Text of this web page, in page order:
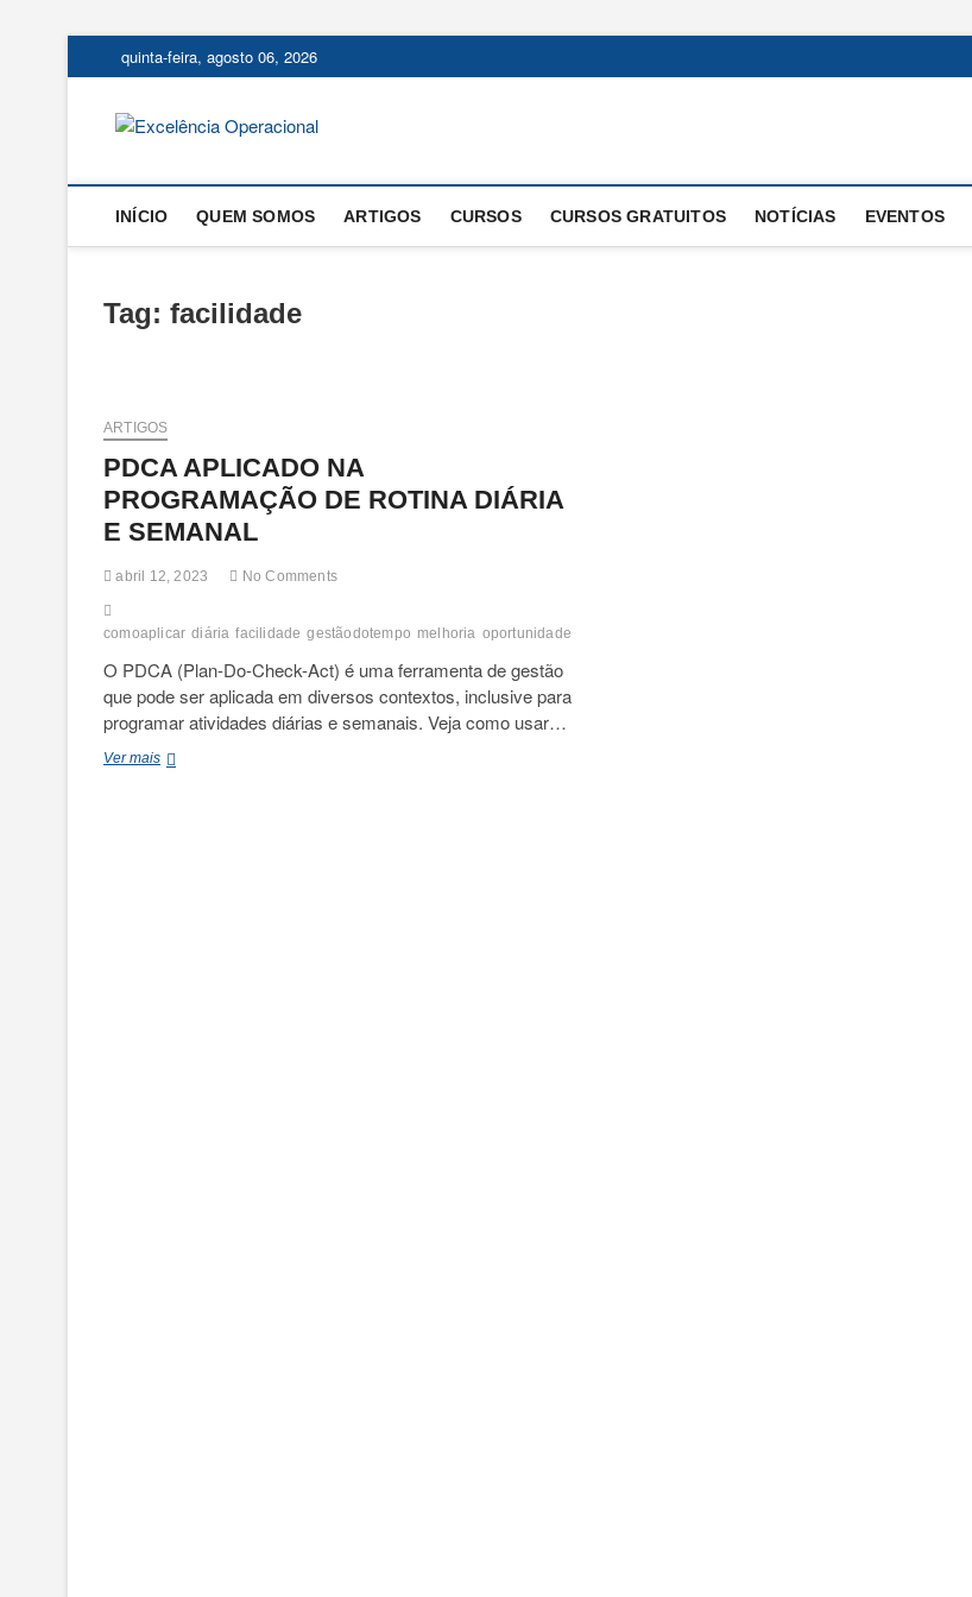
to
quinta-feira, agosto 06, 2026
INÍCIO QUEM SOMOS ARTIGOS CURSOS CURSOS GRATUITOS NOTÍCIAS EVENTOS
Tag: facilidade
ARTIGOS
PDCA APLICADO NA
PROGRAMAÇÃO DE ROTINA DIÁRIA
E SEMANAL
abril 12, 2023 No Comments
comoaplicar diária facilidade gestãodotempo melhoria oportunidade
O PDCA (Plan-Do-Check-Act) é uma ferramenta de gestão
que pode ser aplicada em diversos contextos, inclusive para
programar atividades diárias e semanais. Veja como usar…
Ver maisPDCA